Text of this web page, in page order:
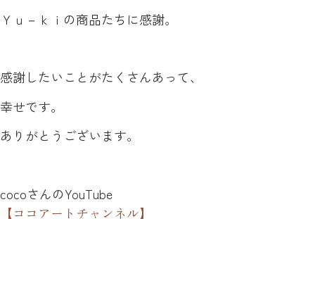
Ｙｕ－ｋｉの商品たちに感謝。
感謝したいことがたくさんあって、
幸せです。
ありがとうございます。
cocoさんのYouTube
【ココアートチャンネル】